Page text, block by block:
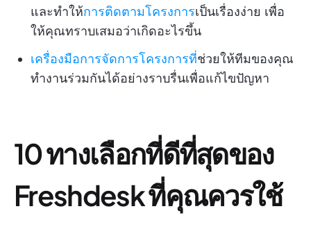
และทำให้การติดตามโครงการเป็นเรื่องง่าย เพื่อ
ให้คุณทราบเสมอว่าเกิดอะไรขึ้น
เครื่องมือการจัดการโครงการที่ช่วยให้ทีมของคุณ
ทำงานร่วมกันได้อย่างราบรื่นเพื่อแก้ไขปัญหา
10 ทางเลือกที่ดีที่สุดของ
Freshdesk ที่คุณควรใช้